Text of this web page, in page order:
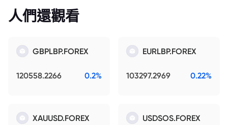
人們還觀看
GBPLBP.FOREX
120558.2266 0.2%
EURLBP.FOREX
103297.2969 0.22%
XAUUSD.FOREX USDSOS.FOREX